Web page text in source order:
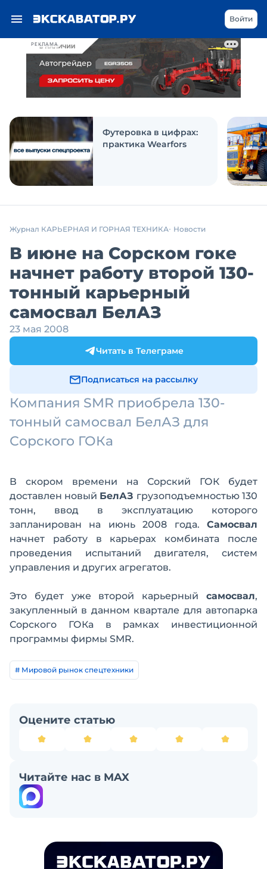
РЕКЛАМА
Войти
Футеровка в цифрах:
практика Wearfors
Журнал КАРЬЕРНАЯ И ГОРНАЯ ТЕХНИКА Новости
В июне на Сорском гоке
начнет работу второй 130-
тонный карьерный
самосвал БелАЗ
23 мая 2008
Читать в Телеграме
Подписаться на рассылку
Компания SMR приобрела 130-
тонный самосвал БелАЗ для
Сорского ГОКа
В скором времени на Сорский ГОК будет
доставлен новый БелАЗ грузоподъемностью 130
тонн, ввод в эксплуатацию которого
запланирован на июнь 2008 года. Самосвал
начнет работу в карьерах комбината после
проведения испытаний двигателя, систем
управления и других агрегатов.
Это будет уже второй карьерный самосвал,
закупленный в данном квартале для автопарка
Сорского ГОКа в рамках инвестиционной
программы фирмы SMR.
# Мировой рынок спецтехники
Оцените статью
Читайте нас в MAX